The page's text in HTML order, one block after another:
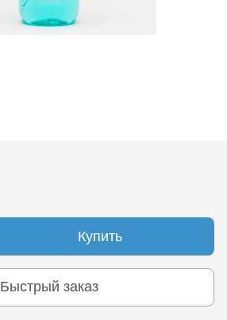
Купить
Быстрый заказ